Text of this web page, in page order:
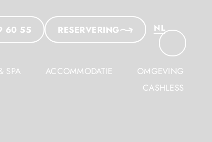
60 55 RESERVERING
FR
EN
NL
DE
SPA ACCOMMODATIE
OMGEVING
CASHLESS